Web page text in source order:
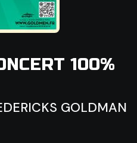
100%
GOLDMAN